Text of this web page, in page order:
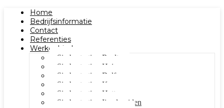
Home
Bedrijfsinformatie
Contact
Referenties
Werkgebied
Sierbestrating Raalte
Sierbestrating Heino
Sierbestrating Dalfsen
Sierbestrating Kampen
Sierbestrating Hattem
Sierbestrating Ijsselmuiden